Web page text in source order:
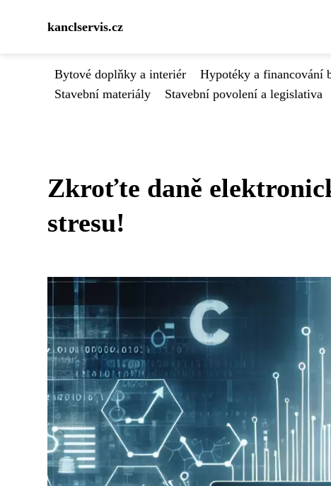
kanclservis.cz
Bytové doplňky a interiér Hypotéky a financování
Stavební materiály
Stavební povolení a legislativa
Zkroťte daně
stresu!